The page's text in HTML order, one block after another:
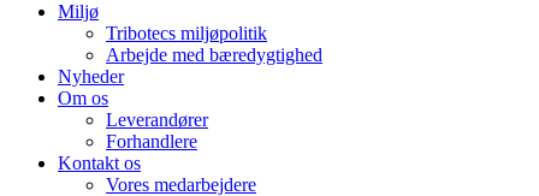
Miljø
Tribotecs miljøpolitik
Arbejde med bæredygtighed
Nyheder
Om os
Leverandører
Forhandlere
Kontakt os
Vores medarbejdere